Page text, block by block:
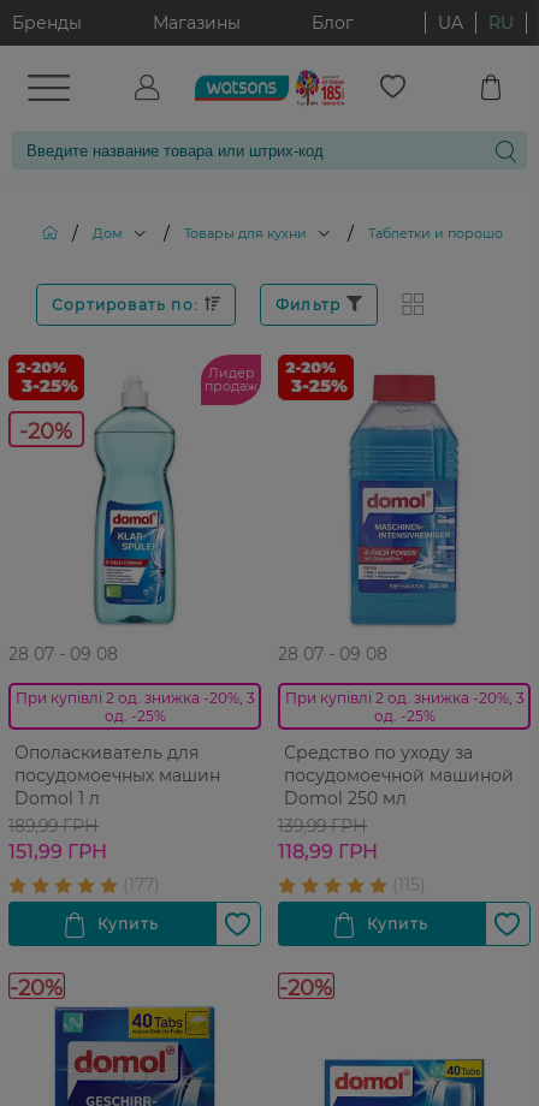
Бренды Магазины Блог UA RU
/ Дом / Товары для кухни / Таблетки и порошок
Сортировать по: Фильтр
-20%
Лидер
продаж
28 07 - 09 08
При купівлі 2 од. знижка -20%, 3
од. -25%
Ополаскиватель для
посудомоечных машин
Domol 1 л
189,99 ГРН
151,99 ГРН
28 07 - 09 08
При купівлі 2 од. знижка -20%, 3
од. -25%
Средство по уходу за
посудомоечной машиной
Domol 250 мл
139,99 ГРН
118,99 ГРН
-20% -20%